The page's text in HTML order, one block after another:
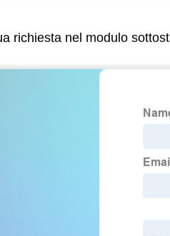
richiesta nel modulo